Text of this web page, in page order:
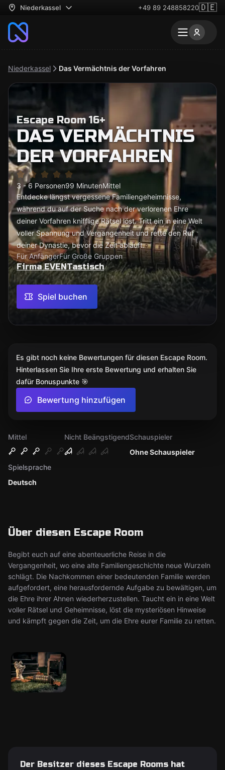
Niederkassel +49 89 248858220🇩🇪
Niederkassel Das Vermächtnis der Vorfahren
Escape Room 16+
DAS VERMÄCHTNIS
DER VORFAHREN
3 - 6 Personen99 MinutenMittel
Entdecke längst vergessene Familiengeheimnisse,
während du auf der Suche nach der verlorenen Ehre
deiner Vorfahren knifflige Rätsel löst. Tritt ein in eine Welt
voller Spannung und Vergangenheit und rette den Ruf
deiner Dynastie, bevor die Zeit abläuft.
Für AnfängerFür Große Gruppen
Firma EVENTastisch
Spiel buchen
Mittel
Nicht Beängstigend
Ohne Schauspieler
Schauspieler
Deutsch
Spielsprache
Über diesen Escape Room
Begibt euch auf eine abenteuerliche Reise in die
Vergangenheit, wo eine alte Familiengeschichte neue Wurzeln
schlägt. Die Nachkommen einer bedeutenden Familie werden
aufgefordert, eine herausfordernde Aufgabe zu bewältigen, um
die Ehre ihrer Ahnen wiederherzustellen. Taucht ein in eine Welt
voller Rätsel und Geheimnisse, löst die mysteriösen Hinweise
und kämpft gegen die Zeit, um die Ehre eurer Familie zu retten.
Es gibt noch keine Bewertungen für diesen Escape Room.
Hinterlassen Sie Ihre erste Bewertung und erhalten Sie
dafür Bonuspunkte 🎯
Bewertung hinzufügen
Der Besitzer dieses Escape Rooms hat